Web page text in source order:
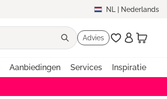
NL | Nederlands
Advies
Aanbiedingen Services Inspiratie